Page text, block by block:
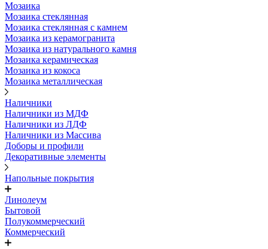
Мозаика
Мозаика стеклянная
Мозаика стеклянная с камнем
Мозаика из керамогранита
Мозаика из натурального камня
Мозаика керамическая
Мозаика из кокоса
Мозаика металлическая
Наличники
Наличники из МДФ
Наличники из ЛДФ
Наличники из Массива
Доборы и профили
Декоративные элементы
Напольные покрытия
Линолеум
Бытовой
Полукоммерческий
Коммерческий